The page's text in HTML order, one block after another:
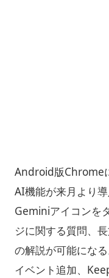
Android版Chrome
AI機能が来月より
Geminiアイコンを
ジに関する質問、
の解説が可能にな
イベント追加、